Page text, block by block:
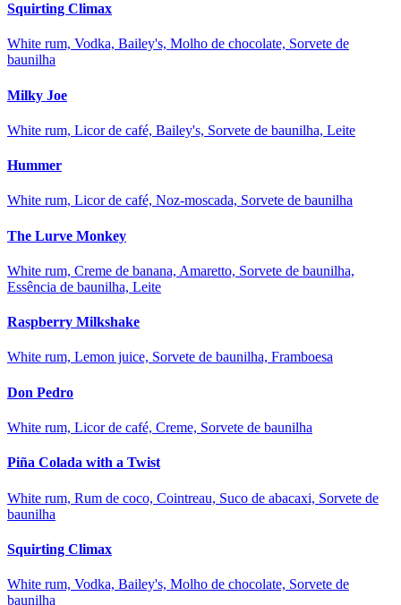
Squirting Climax
White rum, Vodka, Bailey's, Molho de chocolate, Sorvete de
baunilha
Milky Joe
White rum, Licor de café, Bailey's, Sorvete de baunilha, Leite
Hummer
White rum, Licor de café, Noz-moscada, Sorvete de baunilha
The Lurve Monkey
White rum, Creme de banana, Amaretto, Sorvete de baunilha,
Essência de baunilha, Leite
Raspberry Milkshake
White rum, Lemon juice, Sorvete de baunilha, Framboesa
Don Pedro
White rum, Licor de café, Creme, Sorvete de baunilha
Piña Colada with a Twist
White rum, Rum de coco, Cointreau, Suco de abacaxi, Sorvete de
baunilha
Squirting Climax
White rum, Vodka, Bailey's, Molho de chocolate, Sorvete de
baunilha